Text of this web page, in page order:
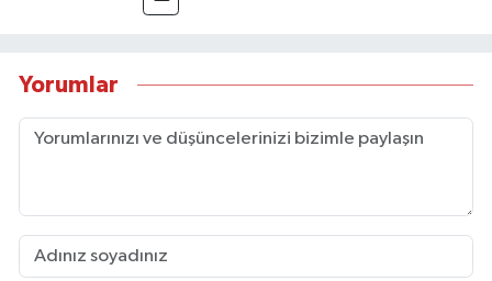
Taşköprü Postası internet haber sitesinde
Yorumlar